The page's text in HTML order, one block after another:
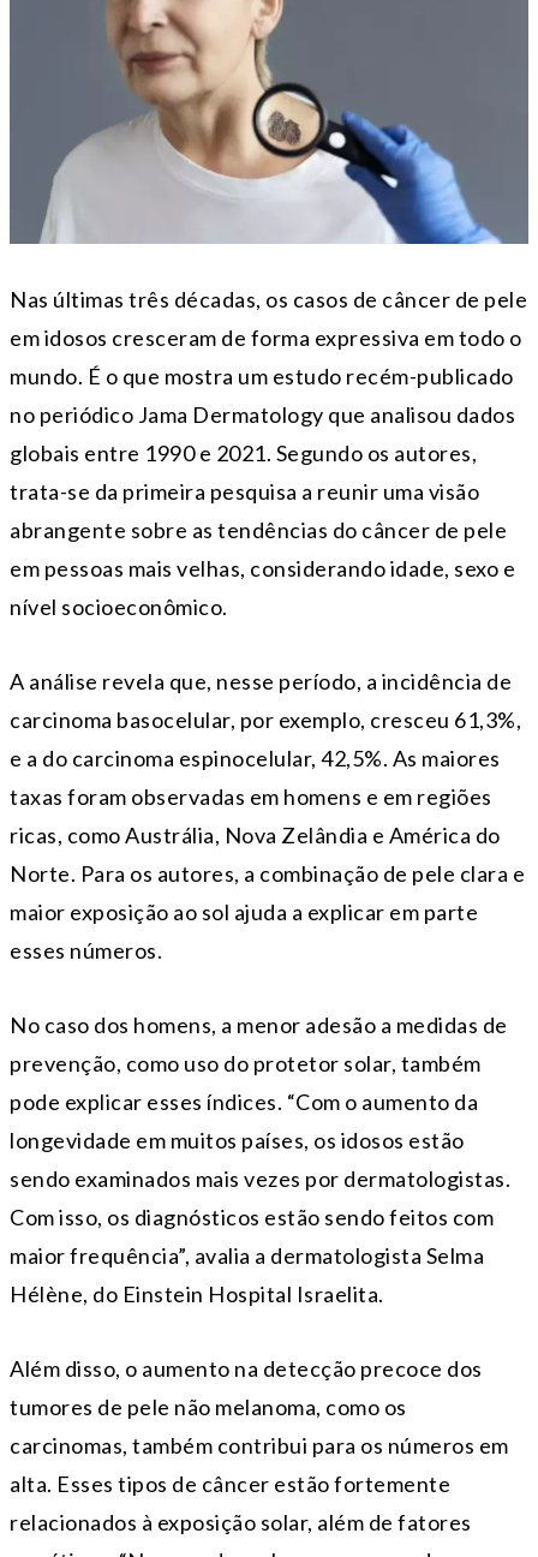
Nas últimas três décadas, os casos de câncer de pele
em idosos cresceram de forma expressiva em todo o
mundo. É o que mostra um estudo recém-publicado
no periódico Jama Dermatology que analisou dados
globais entre 1990 e 2021. Segundo os autores,
trata-se da primeira pesquisa a reunir uma visão
abrangente sobre as tendências do câncer de pele
em pessoas mais velhas, considerando idade, sexo e
nível socioeconômico.
A análise revela que, nesse período, a incidência de
carcinoma basocelular, por exemplo, cresceu 61,3%,
e a do carcinoma espinocelular, 42,5%. As maiores
taxas foram observadas em homens e em regiões
ricas, como Austrália, Nova Zelândia e América do
Norte. Para os autores, a combinação de pele clara e
maior exposição ao sol ajuda a explicar em parte
esses números.
No caso dos homens, a menor adesão a medidas de
prevenção, como uso do protetor solar, também
pode explicar esses índices. “Com o aumento da
longevidade em muitos países, os idosos estão
sendo examinados mais vezes por dermatologistas.
Com isso, os diagnósticos estão sendo feitos com
maior frequência”, avalia a dermatologista Selma
Hélène, do Einstein Hospital Israelita.
Além disso, o aumento na detecção precoce dos
tumores de pele não melanoma, como os
carcinomas, também contribui para os números em
alta. Esses tipos de câncer estão fortemente
relacionados à exposição solar, além de fatores